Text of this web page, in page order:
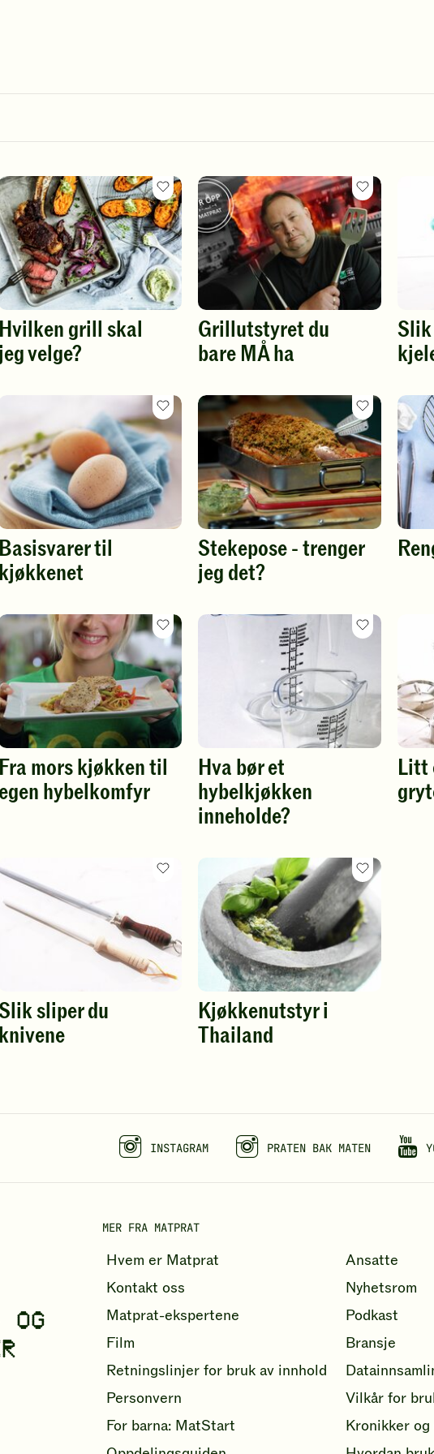
Hvilken grill skal
velge?
Favoritt
oppskrift
Grillutstyret du
bare MÅ ha
Favoritt
oppskrift
Basisvarer til
kjøkkenet
Favoritt
oppskrift
Stekepose - trenger
jeg det?
Favoritt
oppskrift
Fra mors kjøkken til
egen hybelkomfyr
Favoritt
oppskrift
Hva bør et
hybelkjøkken
inneholde?
Favoritt
oppskrift
Litt
sliper du
knivene
Favoritt
oppskrift
Kjøkkenutstyr i
Thailand
Favoritt
oppskrift
INSTAGRAM PRATEN BAK MATEN
OG
MER FRA MATPRAT
Hvem er Matprat
Ansatte
Kontakt oss
Nyhetsrom
Matprat-ekspertene
Podkast
Film
Bransje
Retningslinjer for bruk av innhold
Personvern
Vilkår for
For barna: MatStart
Kronikker